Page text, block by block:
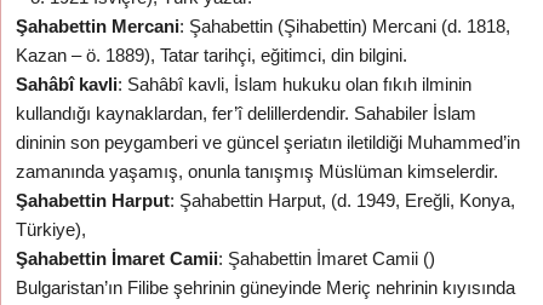
Şahabettin Mercani: Şahabettin (Şihabettin) Mercani (d. 1818,
Kazan – ö. 1889), Tatar tarihçi, eğitimci, din bilgini.
Sahâbî kavli: Sahâbî kavli, İslam hukuku olan fıkıh ilminin
kullandığı kaynaklardan, fer’î delillerdendir. Sahabiler İslam
dininin son peygamberi ve güncel şeriatın iletildiği Muhammed’in
zamanında yaşamış, onunla tanışmış Müslüman kimselerdir.
Şahabettin Harput: Şahabettin Harput, (d. 1949, Ereğli, Konya,
Türkiye),
Şahabettin İmaret Camii: Şahabettin İmaret Camii ()
Bulgaristan’ın Filibe şehrinin güneyinde Meriç nehrinin kıyısında